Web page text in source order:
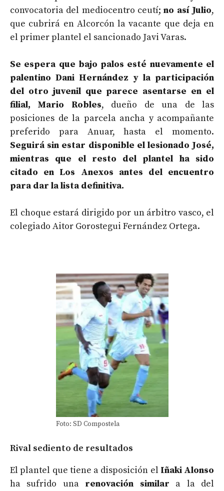
convocatoria del mediocentro ceutí;no así Julio,
que cubrirá en Alcorcón la vacante que deja en
el primer plantel el sancionado Javi Varas.
Se espera que bajo palos esté nuevamente el
palentino Dani Hernández y la participación
del otro juvenil que parece asentarse en el
filial, Mario Robles, dueño de una de las
posiciones de la parcela ancha y acompañante
preferido para Anuar, hasta el momento.
Seguirá sin estar disponible el lesionado José,
mientras que el resto del plantel ha sido
citado en Los Anexos antes del encuentro
para dar la lista definitiva.
El choque estará dirigido por un árbitro vasco, el
colegiado Aitor Gorostegui Fernández Ortega.
Foto: SD Compostela
Rival sediento de resultados
El plantel que tiene a disposición el Iñaki Alonso
ha sufrido una renovación similar a la del